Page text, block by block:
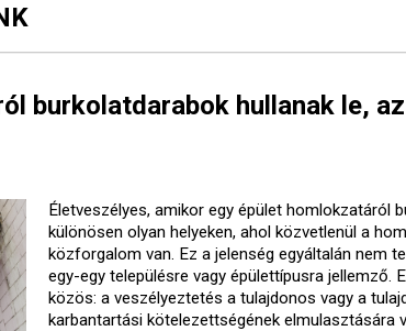
burkolatdarabok hullanak le,
Életveszélyes, amikor egy épület homlokzatáról
különösen olyan helyeken, ahol közvetlenül a
közforgalom van. Ez a jelenség egyáltalán nem
egy-egy településre vagy épülettípusra jellemző.
közös: a veszélyeztetés a tulajdonos vagy a
karbantartási kötelezettségének elmulasztására